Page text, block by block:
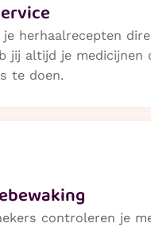
je herhaalrecepten
jij altijd je medicijnen
te doen.
controleren je